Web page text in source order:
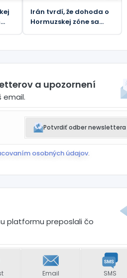
Irán tvrdí, že dohoda o
Hormuzskej zóne sa
a upozornení
email.
Potvrdiť odber newslettera
osobných údajov.
platformu preposlali čo
Email
SMS